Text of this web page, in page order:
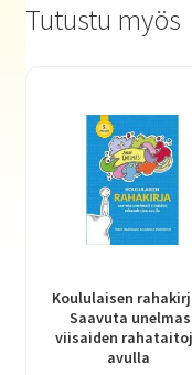
Tutustu myös
Koululaisen
Saavuta
viisaiden
avulla